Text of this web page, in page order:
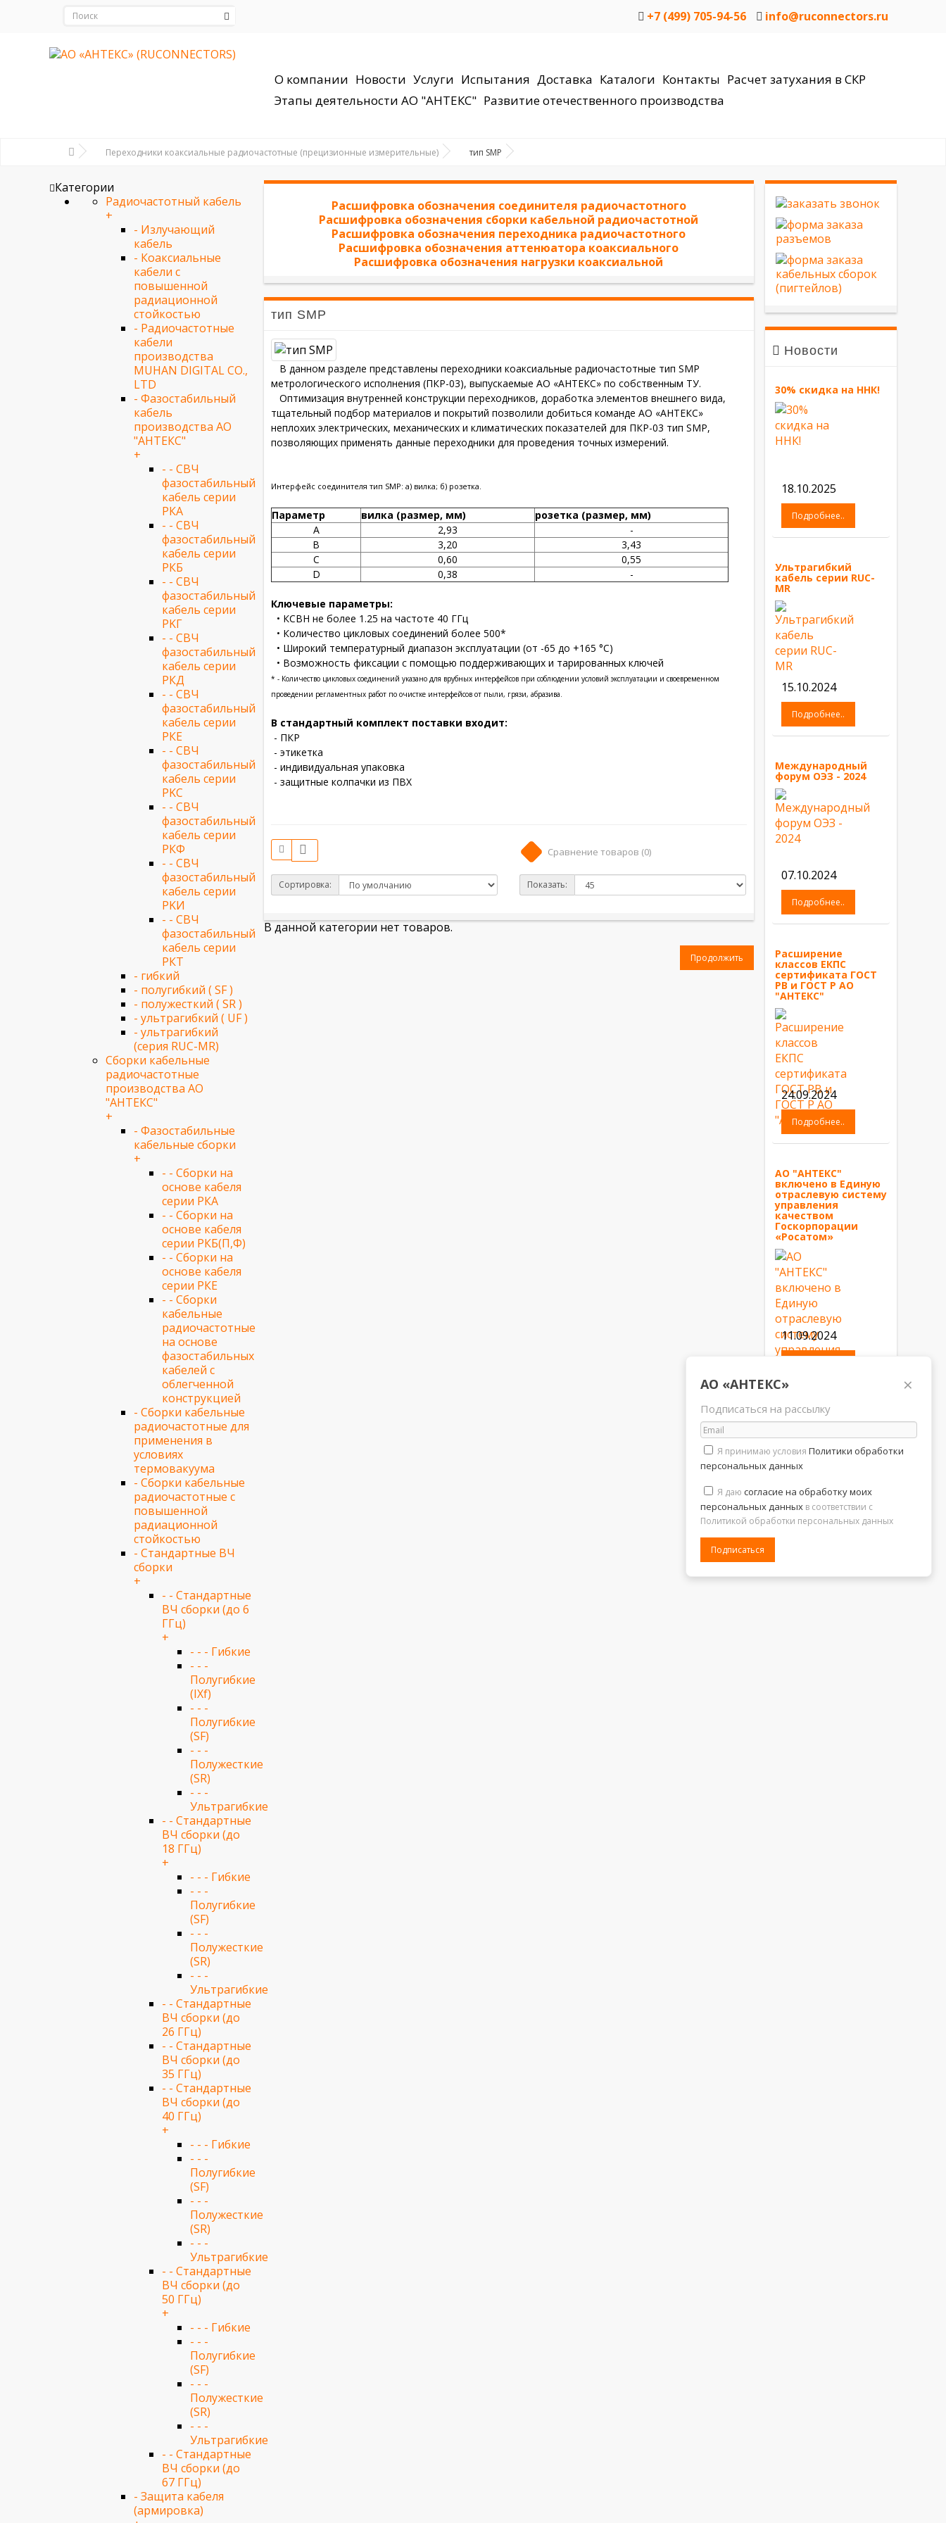
+7 (499) 705-94-56 info@ruconnectors.ru
О компании Новости Услуги Испытания Доставка Каталоги Контакты Расчет затухания в СКР
Этапы деятельности АО "АНТЕКС" Развитие отечественного производства
Переходники коаксиальные радиочастотные (прецизионные измерительные) тип SMP
Категории
Радиочастотный кабель
+
- Излучающий
кабель
- Коаксиальные
кабели с
повышенной
радиационной
стойкостью
- Радиочастотные
кабели
производства
MUHAN DIGITAL CO.,
LTD
- Фазостабильный
кабель
производства АО
"АНТЕКС"
+
- - СВЧ
фазостабильный
кабель серии
РКА
- - СВЧ
фазостабильный
кабель серии
РКБ
- - СВЧ
фазостабильный
кабель серии
PKГ
- - СВЧ
фазостабильный
кабель серии
РКД
- - СВЧ
фазостабильный
кабель серии
РКЕ
- - СВЧ
фазостабильный
кабель серии
PKС
- - СВЧ
фазостабильный
кабель серии
РКФ
- - СВЧ
фазостабильный
кабель серии
PKИ
- - СВЧ
фазостабильный
кабель серии
РКТ
- гибкий
- полугибкий ( SF )
- полужесткий ( SR )
- ультрагибкий ( UF )
- ультрагибкий
(серия RUC-MR)
Сборки кабельные
радиочастотные
производства АО
"АНТЕКС"
+
- Фазостабильные
кабельные сборки
+
- - Сборки на
основе кабеля
серии РКА
- - Сборки на
основе кабеля
серии РКБ(П,Ф)
- - Сборки на
основе кабеля
серии РКЕ
- - Сборки
кабельные
радиочастотные
на основе
фазостабильных
кабелей с
облегченной
конструкцией
- Сборки кабельные
радиочастотные для
применения в
условиях
термовакуума
- Сборки кабельные
радиочастотные с
повышенной
радиационной
стойкостью
- Стандартные ВЧ
сборки
+
- - Стандартные
ВЧ сборки (до 6
ГГц)
+
- - - Гибкие
- - -
Полугибкие
(IXf)
- - -
Полугибкие
(SF)
- - -
Полужесткие
(SR)
- - -
Ультрагибкие
- - Стандартные
ВЧ сборки (до
18 ГГц)
+
- - - Гибкие
- - -
Полугибкие
(SF)
- - -
Полужесткие
(SR)
- - -
Ультрагибкие
- - Стандартные
ВЧ сборки (до
26 ГГц)
- - Стандартные
ВЧ сборки (до
35 ГГц)
- - Стандартные
ВЧ сборки (до
40 ГГц)
+
- - - Гибкие
- - -
Полугибкие
(SF)
- - -
Полужесткие
(SR)
- - -
Ультрагибкие
- - Стандартные
ВЧ сборки (до
50 ГГц)
+
- - - Гибкие
- - -
Полугибкие
(SF)
- - -
Полужесткие
(SR)
- - -
Ультрагибкие
- - Стандартные
ВЧ сборки (до
67 ГГц)
- Защита кабеля
(армировка)
Расшифровка обозначения соединителя радиочастотного
Расшифровка обозначения сборки кабельной радиочастотной
Расшифровка обозначения переходника радиочастотного
Расшифровка обозначения аттенюатора коаксиального
Расшифровка обозначения нагрузки коаксиальной
тип SMP
В данном разделе представлены переходники коаксиальные радиочастотные тип SMP
метрологического исполнения (ПКР-03), выпускаемые АО «АНТЕКС» по собственным ТУ.
Оптимизация внутренней конструкции переходников, доработка элементов внешнего вида,
тщательный подбор материалов и покрытий позволили добиться команде АО «АНТЕКС»
неплохих электрических, механических и климатических показателей для ПКР-03 тип SMP,
позволяющих применять данные переходники для проведения точных измерений.
Интерфейс соединителя тип SMP: а) вилка; б) розетка.
Параметр вилка (размер, мм)
розетка (размер, мм)
A
2,93
-
B
3,20
3,43
C
0,60
0,55
D
0,38 -
Ключевые параметры:
• КСВН не более 1.25 на частоте 40 ГГц
• Количество цикловых соединений более 500*
• Широкий температурный диапазон эксплуатации (от -65 до +165 °С)
• Возможность фиксации с помощью поддерживающих и тарированных ключей
* - Количество цикловых соединений указано для врубных интерфейсов при соблюдении условий эксплуатации и своевременном
проведении регламентных работ по очистке интерфейсов от пыли, грязи, абразива.
В стандартный комплект поставки входит:
- ПКР
- этикетка
- индивидуальная упаковка
- защитные колпачки из ПВХ
Сравнение товаров (0)
Сортировка: Показать:
В данной категории нет товаров.
Продолжить
Новости
30% скидка на ННК!
18.10.2025
Подробнее..
Ультрагибкий
кабель серии RUC-
MR
15.10.2024
Подробнее..
Международный
форум ОЭЗ - 2024
07.10.2024
Подробнее..
Расширение
классов ЕКПС
сертификата ГОСТ
РВ и ГОСТ Р АО
"АНТЕКС"
24.09.2024
Подробнее..
АО "АНТЕКС"
включено в Единую
отраслевую систему
управления
качеством
Госкорпорации
«Росатом»
11.09.2024
АО «АНТЕКС» ×
Подписаться на рассылку
Я принимаю условия Политики обработки
персональных данных
Я даю согласие на обработку моих
персональных данных в соответствии с
Политикой обработки персональных данных
Подписаться